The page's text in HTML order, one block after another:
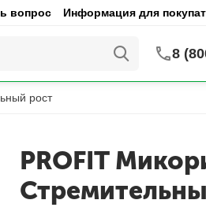
вопрос Информация для
8
рост
PROFIT